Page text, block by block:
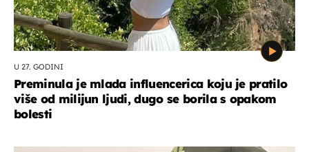
U 27. GODINI
Preminula je mlada influencerica koju je pratilo
više od milijun ljudi, dugo se borila s opakom
bolesti